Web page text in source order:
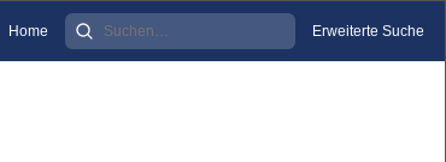
Home Erweiterte Suche